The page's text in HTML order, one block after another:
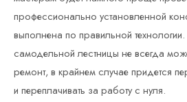
профессионально установленной
выполнена по правильной
самодельной лестницы не всегда
ремонт, в крайнем случае придется
и переплачивать за работу с нуля.